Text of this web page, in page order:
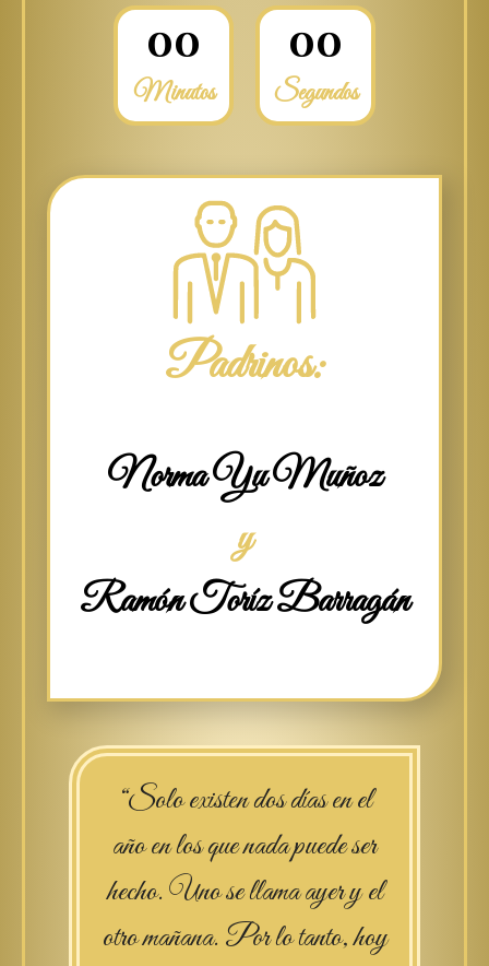
00
Minutos
00
Segundos
Padrinos:
Norma Yu Muñoz
y
Ramón Toríz Barragán
“Solo existen dos días en el
año en los que nada puede ser
hecho. Uno se llama ayer y el
otro mañana. Por lo tanto, hoy